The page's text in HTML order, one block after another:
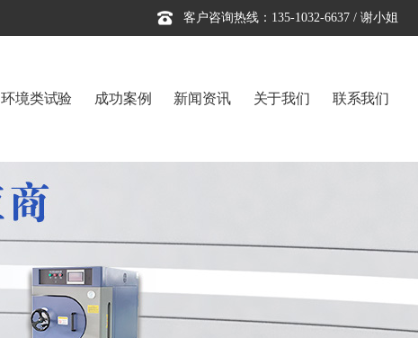
客户咨询热线：135-1032-6637 / 谢小姐
环境类试验 成功案例 新闻资讯 关于我们 联系我们